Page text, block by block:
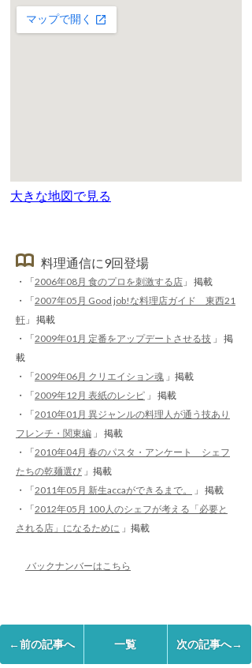
大きな地図で見る
料理通信に9回登場
・「2006年08月 食のプロを刺激する店 」 掲載
・「2007年05月 Good job!な料理店ガイド 東西21
軒 」 掲載
・「2009年01月 定番をアップデートさせる技 」 掲
載
・「2009年06月 クリエイション魂 」掲載
・「2009年12月 表紙のレシピ 」 掲載
・「2010年01月 異ジャンルの料理人が通う技あり
フレンチ・関東編 」 掲載
・「2010年04月 春のパスタ・アンケート シェフ
たちの乾麺選び 」掲載
・「2011年05月 新生accaができるまで。
」 掲載
・「2012年05月 100人のシェフが考える「必要と
される店」になるために 」掲載
バックナンバーはこちら
←前の記事へ 一覧 次の記事へ→